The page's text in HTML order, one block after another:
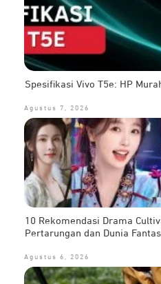
Spesifikasi Vivo T5e: HP
Agustus 7, 2026
10 Rekomendasi Drama
Pertarungan dan Dunia
Agustus 6, 2026